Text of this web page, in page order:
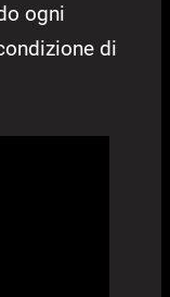
ogni
di